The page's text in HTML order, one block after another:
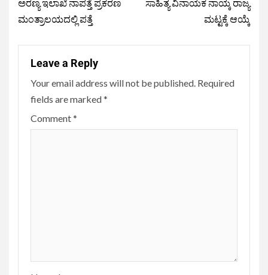
ಅರಣ್ಯ ಇಲಾಖೆ ನಾಪತ್ತೆ ಪ್ರಕರಣ
ಮಂತ್ರಾಲಯದಲ್ಲಿ ಪತ್ತೆ
ಸಾಹಿತ್ಯ ವಿನಾಯಕ ನಾಯ್ಕ ರಾಜ್ಯ
ಮಟ್ಟಕ್ಕೆ ಆಯ್ಕೆ
Leave a Reply
Your email address will not be published. Required
fields are marked*
Comment*